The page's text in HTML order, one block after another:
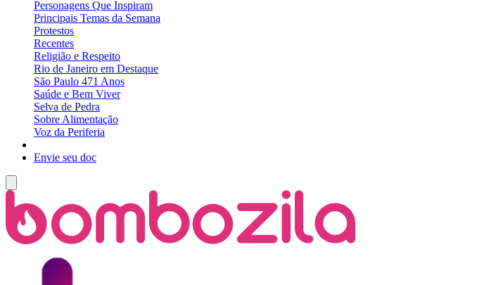
Personagens Que Inspiram
Principais Temas da Semana
Protestos
Recentes
Religião e Respeito
Rio de Janeiro em Destaque
São Paulo 471 Anos
Saúde e Bem Viver
Selva de Pedra
Sobre Alimentação
Voz da Periferia
Envie seu doc